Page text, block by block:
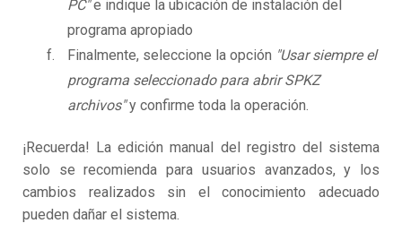
PC"e indique la ubicación de instalación del
programa apropiado
Finalmente, seleccione la opción "Usar siempre el
programa seleccionado para abrir SPKZ
archivos"y confirme toda la operación.
¡Recuerda! La edición manual del registro del sistema
solo se recomienda para usuarios avanzados, y los
cambios realizados sin el conocimiento adecuado
pueden dañar el sistema.